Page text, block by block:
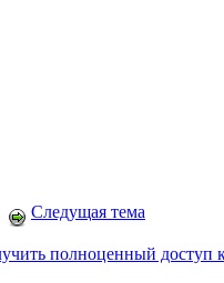
Следущая тема
полноценный доступ